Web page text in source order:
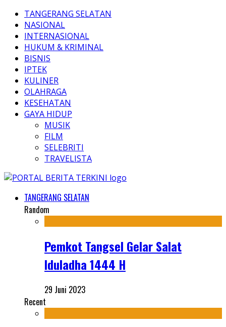
TANGERANG SELATAN
NASIONAL
INTERNASIONAL
HUKUM & KRIMINAL
BISNIS
IPTEK
KULINER
OLAHRAGA
KESEHATAN
GAYA HIDUP
MUSIK
FILM
SELEBRITI
TRAVELISTA
TANGERANG SELATAN
Random
Pemkot Tangsel Gelar Salat
Iduladha 1444 H
29 Juni 2023
Recent